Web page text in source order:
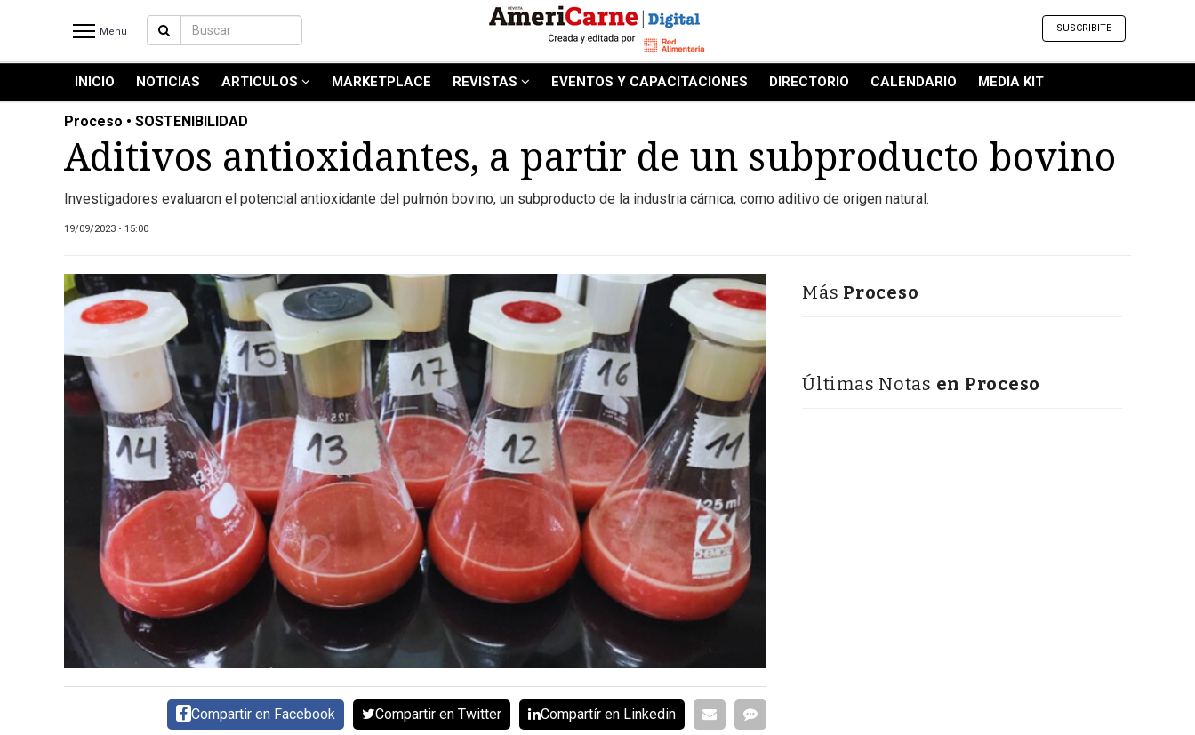
NOTICIAS RECIENTES
NOTICIAS
ARTICULOS
PRODUCCIÓN
PROCESO
NUEVOS PRODUCTOS
MARKETPLACE
REVISTAS
REVISTAS
CATÁLOGO DE CORTES DE
CARNE VACUNA
CAPACITACIONES
DIRECTORIO
CALENDARIO
Menú SUSCRIBITE
INICIO NOTICIAS ARTICULOS MARKETPLACE REVISTAS EVENTOS Y CAPACITACIONES DIRECTORIO CALENDARIO MEDIA KIT
Proceso • SOSTENIBILIDAD
Aditivos antioxidantes, a partir de un subproducto bovino
Investigadores evaluaron el potencial antioxidante del pulmón bovino, un subproducto de la industria cárnica, como aditivo de origen natural.
19/09/2023 • 15:00
Compartir en Facebook Compartir en Twitter Compartír en Linkedin
Más Proceso
Últimas Notas en Proceso